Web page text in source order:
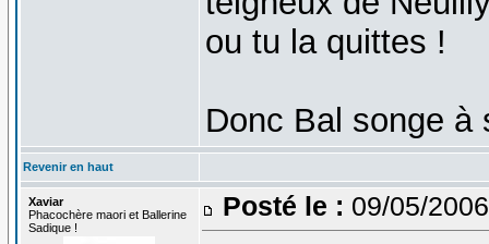
ou tu la quittes !
Donc Bal songe à
Revenir en haut
Xaviar
Phacochère maori et Ballerine
Sadique !
Posté le : 09/05/